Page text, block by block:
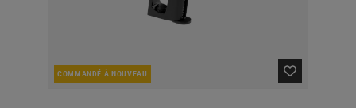
COMMANDÉ À NOUVEAU